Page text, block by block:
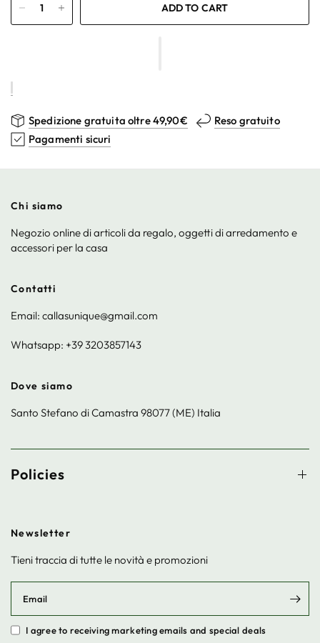
ADD TO CART
Spedizione gratuita oltre 49,90€
Reso gratuito
Pagamenti sicuri
Chi siamo
Negozio online di articoli da regalo, oggetti di arredamento e
accessori per la casa
Contatti
Email: callasunique@gmail.com
Whatsapp: +39 3203857143
Dove siamo
Santo Stefano di Camastra 98077 (ME) Italia
Policies
Newsletter
Tieni traccia di tutte le novità e promozioni
Email
I agree to receiving marketing emails and special deals